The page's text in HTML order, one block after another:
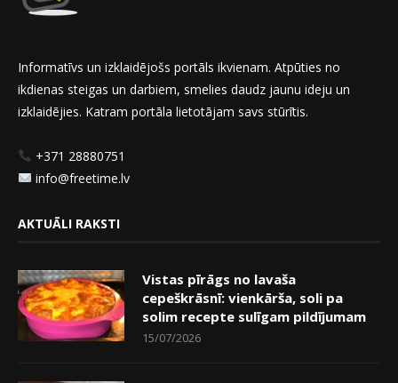
Informatīvs un izklaidējošs portāls ikvienam. Atpūties no
ikdienas steigas un darbiem, smelies daudz jaunu ideju un
izklaidējies. Katram portāla lietotājam savs stūrītis.
+371 28880751
info@freetime.lv
AKTUĀLI RAKSTI
Vistas pīrāgs no lavaša
cepeškrāsnī: vienkārša, soli pa
solim recepte sulīgam pildījumam
15/07/2026